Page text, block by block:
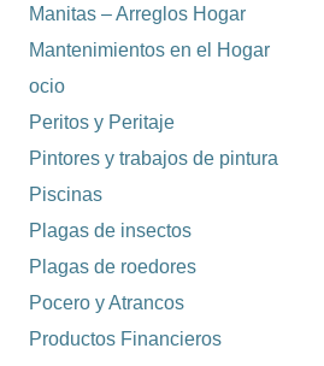
Manitas – Arreglos Hogar
Mantenimientos en el Hogar
ocio
Peritos y Peritaje
Pintores y trabajos de pintura
Piscinas
Plagas de insectos
Plagas de roedores
Pocero y Atrancos
Productos Financieros